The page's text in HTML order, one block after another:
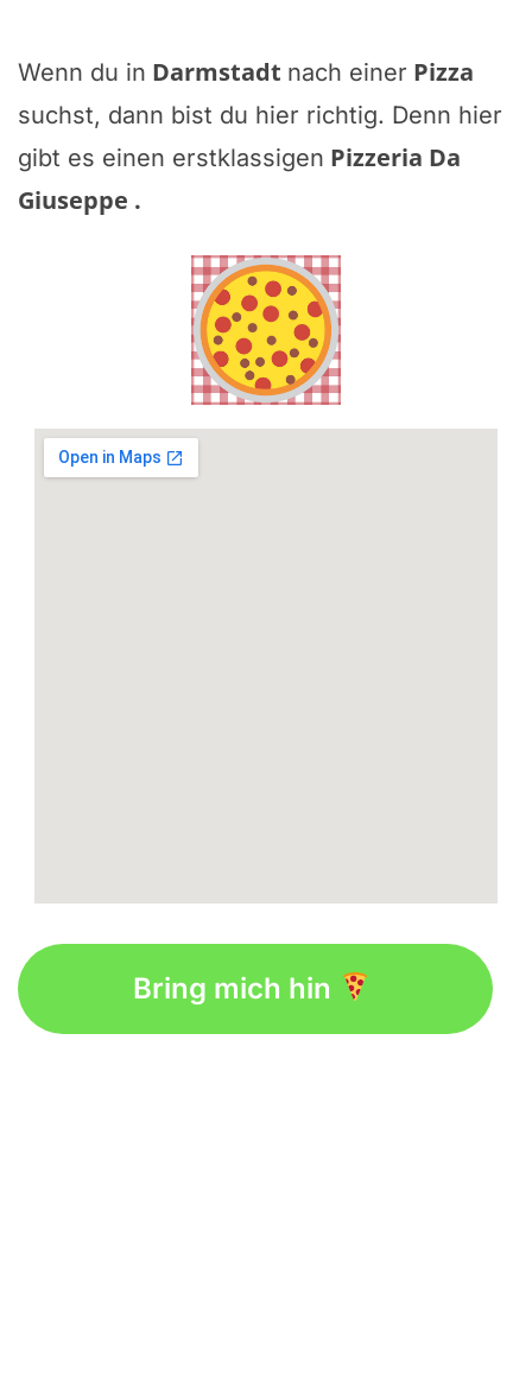
Wenn du in Darmstadt nach einer Pizza
suchst, dann bist du hier richtig. Denn hier
gibt es einen erstklassigen Pizzeria Da
Giuseppe .
Bring mich hin